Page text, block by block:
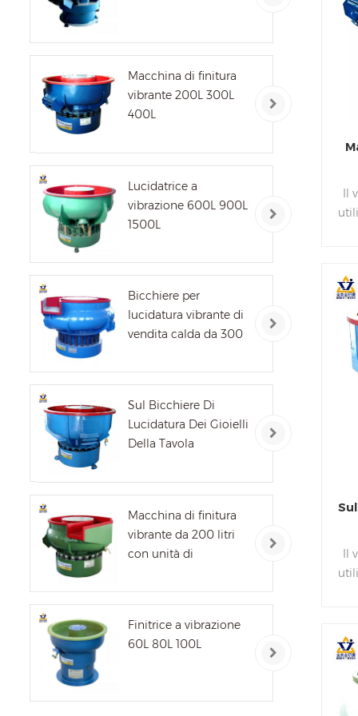
Macchina di finitura
vibrante 200L 300L
400L
Lucidatrice a
vibrazione 600L 900L
1500L
Bicchiere per
lucidatura vibrante di
vendita calda da 300
Sul Bicchiere Di
Lucidatura Dei Gioielli
Della Tavola
Macchina di finitura
vibrante da 200 litri
con unità di
Finitrice a vibrazione
60L 80L 100L
di